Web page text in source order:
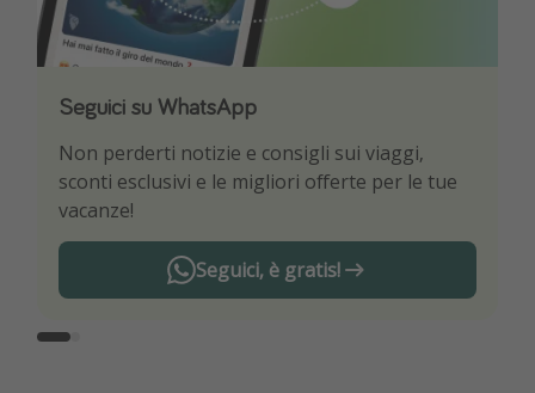
Seguici su WhatsApp
Non perderti notizie e consigli sui viaggi,
sconti esclusivi e le migliori offerte per le tue
vacanze!
Seguici, è gratis!
Scarica la nostra App
Sii il primo a conoscere le migliori offerte di
viaggio